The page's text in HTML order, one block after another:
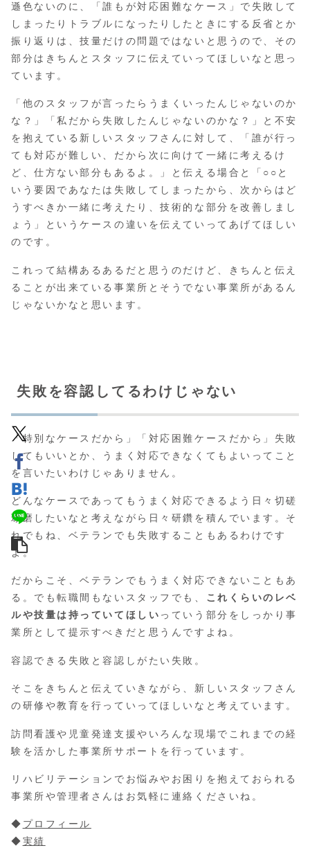
遜色ないのに、「誰もが対応困難なケース」で失敗して
しまったりトラブルになったりしたときにする反省とか
振り返りは、技量だけの問題ではないと思うので、その
部分はきちんとスタッフに伝えていってほしいなと思っ
ています。
「他のスタッフが言ったらうまくいったんじゃないのか
な？」「私だから失敗したんじゃないのかな？」と不安
を抱えている新しいスタッフさんに対して、「誰が行っ
ても対応が難しい、だから次に向けて一緒に考えるけ
ど、仕方ない部分もあるよ。」と伝える場合と「○○と
いう要因であなたは失敗してしまったから、次からはど
うすべきか一緒に考えたり、技術的な部分を改善しまし
ょう」というケースの違いを伝えていってあげてほしい
のです。
これって結構あるあるだと思うのだけど、きちんと伝え
ることが出来ている事業所とそうでない事業所があるん
じゃないかなと思います。
失敗を容認してるわけじゃない
「特別なケースだから」「対応困難ケースだから」失敗
してもいいとか、うまく対応できなくてもよいってこと
を言いたいわけじゃありません。
どんなケースであってもうまく対応できるよう日々切磋
琢磨したいなと考えながら日々研鑽を積んでいます。そ
れでもね、ベテランでも失敗することもあるわけです
よ。
だからこそ、ベテランでもうまく対応できないこともあ
る。でも転職間もないスタッフでも、 これくらいのレベ
ルや技量は持っていてほしい っていう部分をしっかり事
業所として提示すべきだと思うんですよね。
容認できる失敗と容認しがたい失敗。
そこをきちんと伝えていきながら、新しいスタッフさん
の研修や教育を行っていってほしいなと考えています。
訪問看護や児童発達支援やいろんな現場でこれまでの経
験を活かした事業所サポートを行っています。
リハビリテーションでお悩みやお困りを抱えておられる
事業所や管理者さんはお気軽に連絡くださいね。
◆ プロフィール
◆実績